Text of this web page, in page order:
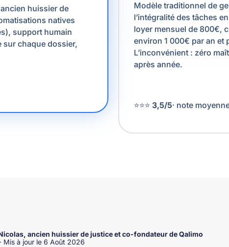
huissier de
natives
support humain
sur chaque dossier,
Modèle traditionnel de
l’intégralité des tâches
loyer mensuel de 800€,
environ 1 000€ par an et
L’inconvénient : zéro
après année.
⭐⭐⭐ 3,5/5· note
ancien huissier de justice et co-fondateur de Qalimo
Mis à jour le 6 Août 2026